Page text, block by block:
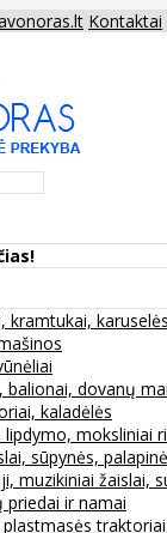
Kontaktai
kramtukai,
balionai, dovanų
kaladėlės
lipdymo, moksliniai
sūpynės,
muzikiniai žaislai,
priedai ir namai
plastmasės